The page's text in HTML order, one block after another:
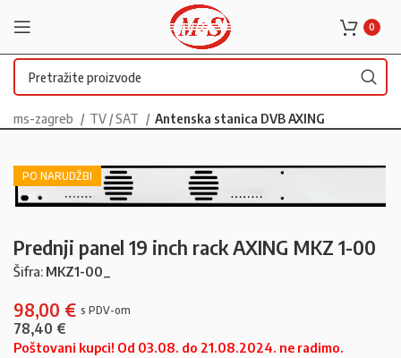
0
ms-zagreb TV / SAT Antenska stanica DVB AXING
PO NARUDŽBI
Prednji panel 19 inch rack AXING MKZ 1-00
Šifra: MKZ1-00_
98,00 €
78,40 €
Poštovani kupci! Od 03.08. do 21.08.2024. ne radimo.